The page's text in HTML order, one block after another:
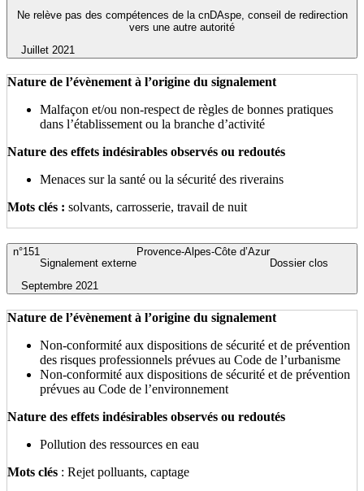
Juillet 2021
Ne relève pas des compétences de la cnDAspe, conseil de redirection
vers une autre autorité
Nature de l’évènement à l’origine du signalement
Malfaçon et/ou non-respect de règles de bonnes pratiques
dans l’établissement ou la branche d’activité
Nature des effets indésirables observés ou redoutés
Menaces sur la santé ou la sécurité des riverains
Mots clés : solvants, carrosserie, travail de nuit
Septembre 2021
Dossier clos
Provence-Alpes-Côte d’Azur
Signalement externe
n°151
Nature de l’évènement à l’origine du signalement
Non-conformité aux dispositions de sécurité et de prévention
des risques professionnels prévues au Code de l’urbanisme
Non-conformité aux dispositions de sécurité et de prévention
prévues au Code de l’environnement
Nature des effets indésirables observés ou redoutés
Pollution des ressources en eau
Mots clés : Rejet polluants, captage